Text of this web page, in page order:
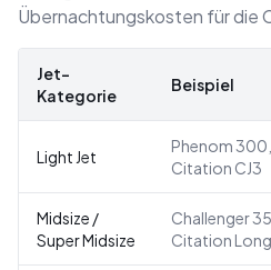
Übernachtungskosten für die
Jet-
Kategorie
Beispiel
Light Jet
Phenom 300,
Citation CJ3
Midsize /
Super Midsize
Challenger
Citation